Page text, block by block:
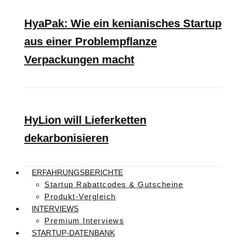
HyaPak: Wie ein kenianisches Startup
aus einer Problempflanze
Verpackungen macht
HyLion will Lieferketten
dekarbonisieren
ERFAHRUNGSBERICHTE
Startup Rabattcodes & Gutscheine
Produkt-Vergleich
INTERVIEWS
Premium Interviews
STARTUP-DATENBANK